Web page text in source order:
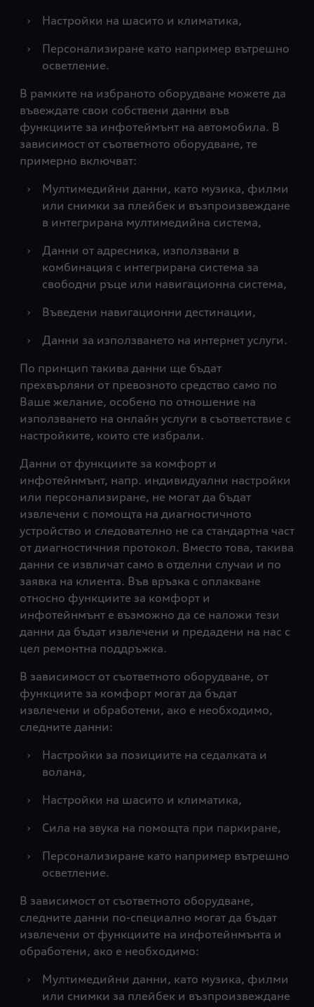
›
Настройки на шасито и климатика,
›
Персонализиране като например вътрешно
осветление.
В рамките на избраното оборудване можете да
въвеждате свои собствени данни във
функциите за инфотеймънт на автомобила. В
зависимост от съответното оборудване, те
примерно включват:
›
Мултимедийни данни, като музика, филми
или снимки за плейбек и възпроизвеждане
в интегрирана мултимедийна система,
›
Данни от адресника, използвани в
комбинация с интегрирана система за
свободни ръце или навигационна система,
›
Въведени навигационни дестинации,
›
Данни за използването на интернет услуги.
По принцип такива данни ще бъдат
прехвърляни от превозното средство само по
Ваше желание, особено по отношение на
използването на онлайн услуги в съответствие с
настройките, които сте избрали.
Данни от функциите за комфорт и
инфотейнмънт, напр. индивидуални настройки
или персонализиране, не могат да бъдат
извлечени с помощта на диагностичното
устройство и следователно не са стандартна част
от диагностичния протокол. Вместо това, такива
данни се извличат само в отделни случаи и по
заявка на клиента. Във връзка с оплакване
относно функциите за комфорт и
инфотейнмънт е възможно да се наложи тези
данни да бъдат извлечени и предадени на нас с
цел ремонтна поддръжка.
В зависимост от съответното оборудване, от
функциите за комфорт могат да бъдат
извлечени и обработени, ако е необходимо,
следните данни:
›
Настройки за позициите на седалката и
волана,
›
Настройки на шасито и климатика,
›
Сила на звука на помощта при паркиране,
›
Персонализиране като например вътрешно
осветление.
В зависимост от съответното оборудване,
следните данни по-специално могат да бъдат
извлечени от функциите на инфотейнмънта и
обработени, ако е необходимо:
›
Мултимедийни данни, като музика, филми
или снимки за плейбек и възпроизвеждане